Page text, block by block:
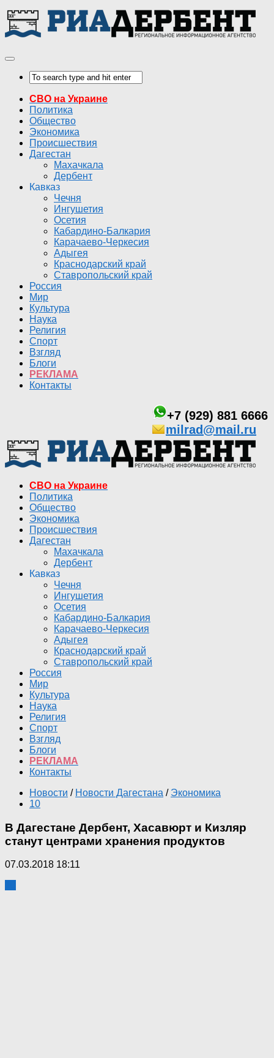
СВО на Украине
Политика
Общество
Экономика
Происшествия
Дагестан
Махачкала
Дербент
Кавказ
Чечня
Ингушетия
Осетия
Кабардино-Балкария
Карачаево-Черкесия
Адыгея
Краснодарский край
Ставропольский край
Россия
Мир
Культура
Наука
Религия
Спорт
Взгляд
Блоги
РЕКЛАМА
Контакты
+7 (929) 881 6666
milrad@mail.ru
СВО на Украине
Политика
Общество
Экономика
Происшествия
Дагестан
Махачкала
Дербент
Кавказ
Чечня
Ингушетия
Осетия
Кабардино-Балкария
Карачаево-Черкесия
Адыгея
Краснодарский край
Ставропольский край
Россия
Мир
Культура
Наука
Религия
Спорт
Взгляд
Блоги
РЕКЛАМА
Контакты
Новости / Новости Дагестана / Экономика
10
В Дагестане Дербент, Хасавюрт и Кизляр
станут центрами хранения продуктов
07.03.2018 18:11